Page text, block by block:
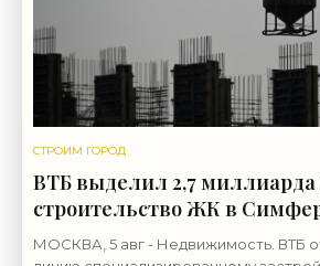
СТРОИМ ГОРОД
ВТБ выделил 2,7 миллиарда
строительство ЖК в
«Строительство»
МОСКВА, 5 авг - Недвижимость. ВТБ